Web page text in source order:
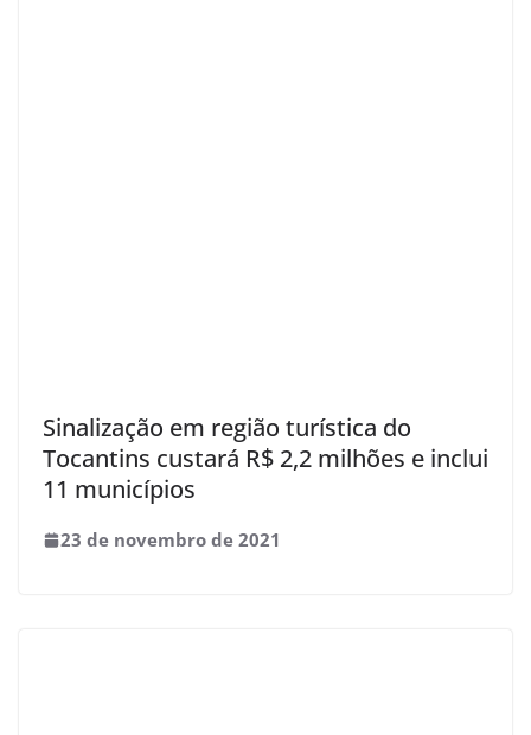
Sinalização em região turística do
Tocantins custará R$ 2,2 milhões e inclui
11 municípios
23 de novembro de 2021